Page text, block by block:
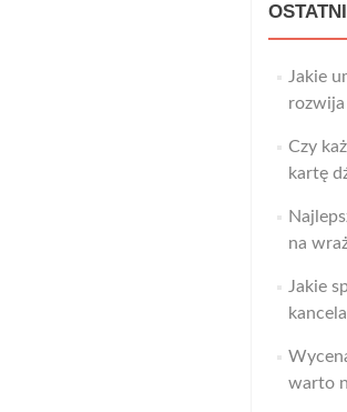
Jakie
rozwija
Czy
kartę
na
Jakie
warto